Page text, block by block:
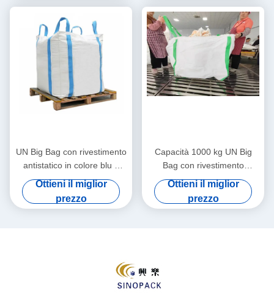
UN Big Bag con rivestimento
antistatico in colore blu e
capacità di carico di 1000 kg
per un trasporto sicuro
Ottieni il miglior
prezzo
Capacità 1000 kg UN Big
Bag con rivestimento
antistatico e cucitura a
doppia catena per imballaggi
pesanti
Ottieni il miglior
prezzo